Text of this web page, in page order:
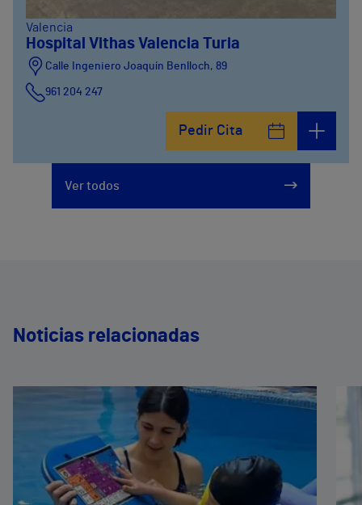
Valencia
Hospital Vithas Valencia Turia
Calle Ingeniero Joaquín Benlloch, 89
961 204 247
Pedir Cita
Ver todos
Noticias relacionadas